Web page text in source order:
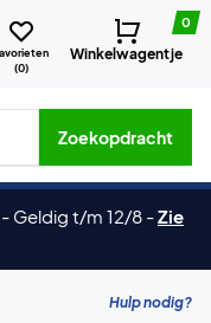
(0)
0
Winkelwagentje
etc.
Zoekopdracht
- Geldig t/m 12/8 -Zie
Hulp nodig?